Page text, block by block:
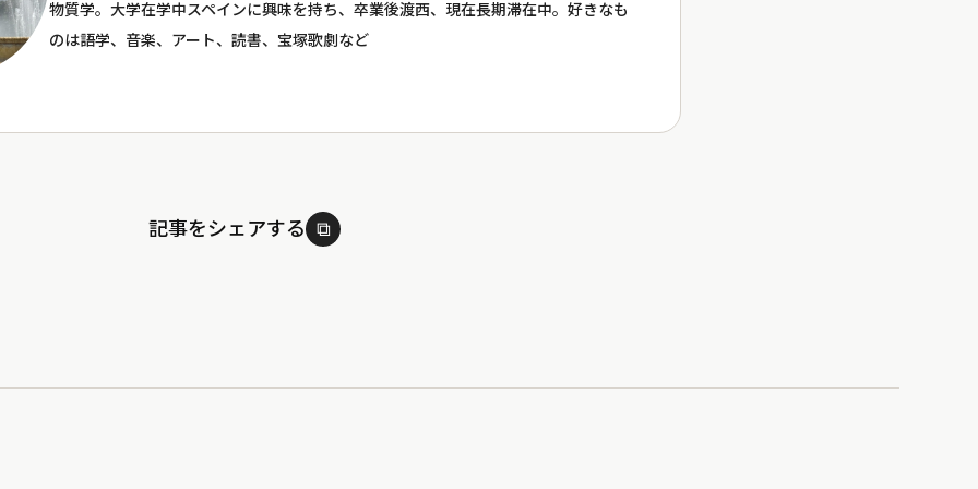
物質学。大学在学中スペインに興味を持ち、卒業後渡西、現在長期滞在中。好きなも
のは語学、音楽、アート、読書、宝塚歌劇など
記事をシェアする ⧉